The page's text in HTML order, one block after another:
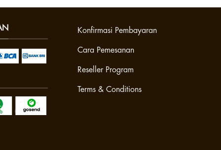
Konfirmasi Pembayaran
Cara Pemesanan
Reseller Program
Terms & Conditions